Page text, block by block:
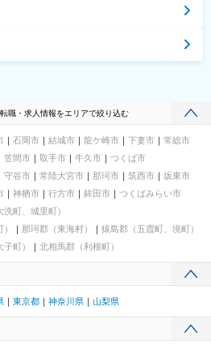
職・求人情報をエリアで絞り込む
石岡市 結城市 龍ケ崎市 下妻市
常総市
笠間市 取手市 牛久市
つくば市
守谷市 常陸大宮市 那珂市 筑西市
坂東市
神栖市 行方市 鉾田市
つくばみらい市
町、城里町）
那珂郡（東海村）
猿島郡（五霞町、境町）
町） 北相馬郡（利根町）
東京都 神奈川県 山梨県